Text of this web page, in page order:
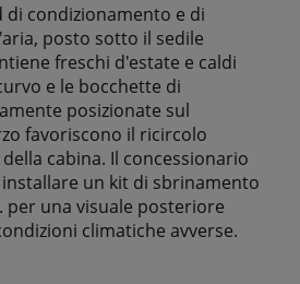
di condizionamento e di
posto sotto il sedile
freschi d'estate e caldi
e le bocchette di
posizionate sul
favoriscono il ricircolo
cabina. Il concessionario
un kit di sbrinamento
per una visuale posteriore
climatiche avverse.